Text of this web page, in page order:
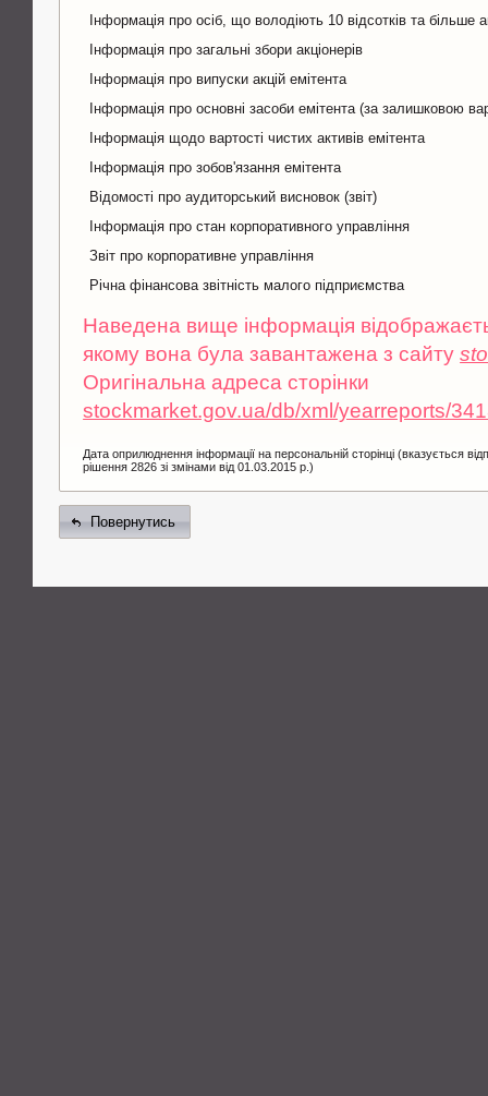
Інформація про осіб, що володіють 10 відсотків та більше
Інформація про загальні збори акціонерів
Інформація про випуски акцій емітента
Інформація про основні засоби емітента (за залишковою
Інформація щодо вартості чистих активів емітента
Інформація про зобов'язання емітента
Відомості про аудиторський висновок (звіт)
Інформація про стан корпоративного управління
Звіт про корпоративне управління
Річна фінансова звітність малого підприємства
Наведена вище інформація
якому вона була завантажена з сайту
Оригінальна адреса сторінки
stockmarket.gov.ua/db/xml/yearreports/
Дата оприлюднення інформації на персональній сторінці (вказується
рішення 2826 зі змінами від 01.03.2015 р.)
Повернутись